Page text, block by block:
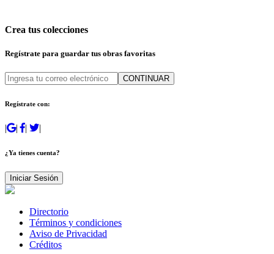
Crea tus colecciones
Regístrate para guardar tus obras favoritas
CONTINUAR
Regístrate con:
| | | |
¿Ya tienes cuenta?
Iniciar Sesión
Directorio
Términos y condiciones
Aviso de Privacidad
Créditos